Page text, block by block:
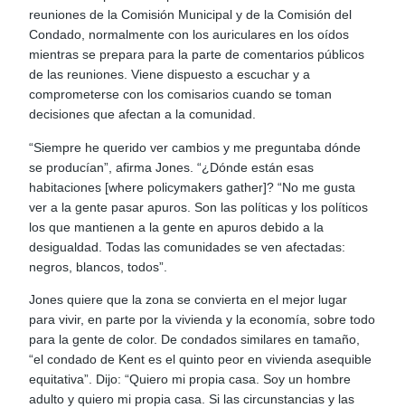
reuniones de la Comisión Municipal y de la Comisión del
Condado, normalmente con los auriculares en los oídos
mientras se prepara para la parte de comentarios públicos
de las reuniones. Viene dispuesto a escuchar y a
comprometerse con los comisarios cuando se toman
decisiones que afectan a la comunidad.
“Siempre he querido ver cambios y me preguntaba dónde
se producían”, afirma Jones. “¿Dónde están esas
habitaciones [where policymakers gather]? “No me gusta
ver a la gente pasar apuros. Son las políticas y los políticos
los que mantienen a la gente en apuros debido a la
desigualdad. Todas las comunidades se ven afectadas:
negros, blancos, todos”.
Jones quiere que la zona se convierta en el mejor lugar
para vivir, en parte por la vivienda y la economía, sobre todo
para la gente de color. De condados similares en tamaño,
“el condado de Kent es el quinto peor en vivienda asequible
equitativa”. Dijo: “Quiero mi propia casa. Soy un hombre
adulto y quiero mi propia casa. Si las circunstancias y las